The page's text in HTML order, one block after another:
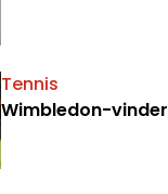
Tennis
Wimbledon-